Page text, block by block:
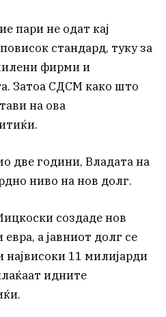
пари не одат кај
стандард, туку за
фирми и
Затоа СДСМ како што
на ова
две години, Владата на
ниво на нов долг.
создаде нов
а јавниот долг се
највисоки 11 милијарди
идните